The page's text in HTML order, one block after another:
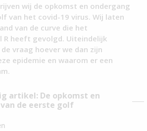
wij de opkomst en ondergang
van het covid-19 virus. Wij laten
van de curve die het
heeft gevolgd. Uiteindelijk
vraag hoever we dan zijn
epidemie en waarom er een
artikel: De opkomst en
de eerste golf